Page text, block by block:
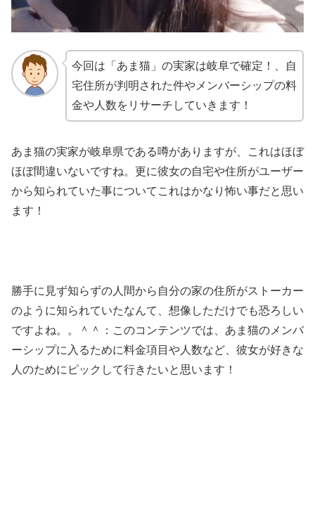
今回は「あま猫」の実家は岐阜で確定！、自
宅住所が判明された件やメンバーシップの料
金や人数をリサーチしていきます！
あま猫の実家が岐阜県である噂がありますが、これはほぼ
ほぼ間違いないですね。更に彼女の自宅や住所がユーザー
から知られていた事についてこれはかなり怖い事だと思い
ます！
勝手に見ず知らずの人間から自分の家の住所がストーカー
のように知られていたなんて、想像しただけでも恐ろしい
ですよね。。＾＾：このコンテンツでは、あま猫のメンバ
ーシップに入るために料金項目や人数など、彼女が好きな
人のためにピックして行きたいと思います！